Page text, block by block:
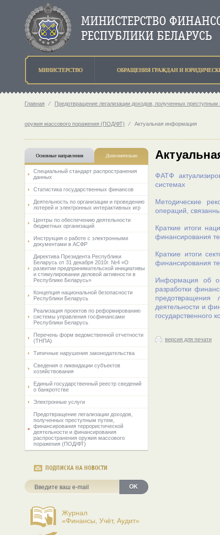
МИНИСТЕРСТВО ОБРАЩЕНИЯ ГРАЖДАН И
Главная ⁄ Предотвращение легализации доходов, полученных
оружия массового поражения (ПОД/ФТ) ⁄ Актуальная информация
Основные направления Дополнительно
Специальный стандарт распространения
данных
Статистика государственных финансов
Деятельность по организации и проведению
лотерей и электронных интерактивных игр
Центры по обеспечению деятельности
бюджетных организаций
Инструкция о работе с электронными
документами в АСФР
Директива Президента Республики
Беларусь от 31 декабря 2010г. №4 «О
развитии предпринимательской инициативы
и стимулировании деловой активности в
Республике Беларусь»
Концепция национальной безопасности
Республики Беларусь
Реализация проектов по реформированию
системы управления госфинансами
Республики Беларусь
Перечень форм ведомственной отчетности
(ТНПА)
Типичные нарушения законодательства
Сведения о ликвидации субъектов
хозяйствования
Единый государственный реестр сведений
о банкротстве
Электронные услуги
Предотвращение легализации доходов,
полученных преступным путем,
финансирования террористической
деятельности и финансирования
распространения оружия массового
поражения (ПОД/ФТ)
ПОДПИСКА НА НОВОСТИ
OK
Журнал
«Финансы, Учёт, Аудит»
ФАТФ
системах
Методические
операций,
Краткие итоги
финансирования
Краткие итоги
финансирования
Информация об
разработки
предотвращения
деятельности и
государственного
версия для печати